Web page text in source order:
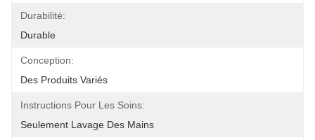
Durabilité:
Durable
Conception:
Des Produits Variés
Instructions Pour Les Soins:
Seulement Lavage Des Mains